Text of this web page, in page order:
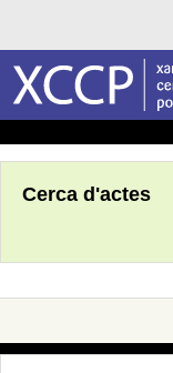
Cerca d'actes